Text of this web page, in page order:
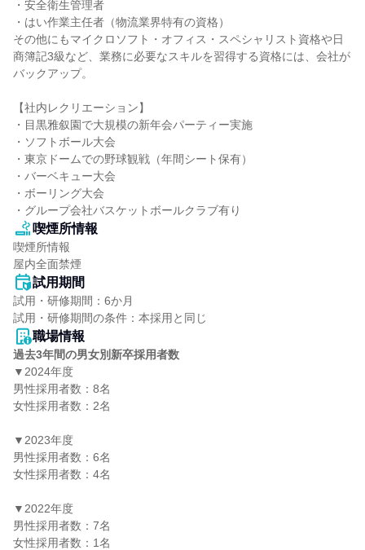
・安全衛生管理者
・はい作業主任者（物流業界特有の資格）
その他にもマイクロソフト・オフィス・スペシャリスト資格や日
商簿記3級など、業務に必要なスキルを習得する資格には、会社が
バックアップ。
【社内レクリエーション】
・目黒雅叙園で大規模の新年会パーティー実施
・ソフトボール大会
・東京ドームでの野球観戦（年間シート保有）
・バーベキュー大会
・ボーリング大会
・グループ会社バスケットボールクラブ有り
喫煙所情報
喫煙所情報
屋内全面禁煙
試用期間
試用・研修期間：6か月
職場情報
過去3年間の男女別新卒採用者数
▼2024年度
男性採用者数：8名
女性採用者数：2名
▼2023年度
男性採用者数：6名
女性採用者数：4名
▼2022年度
男性採用者数：7名
女性採用者数：1名